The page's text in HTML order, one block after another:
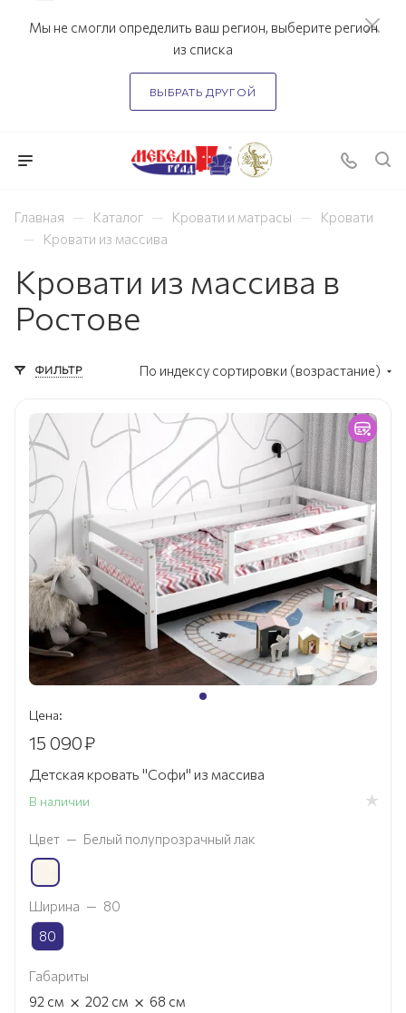
Мы не смогли определить ваш регион, выберите регион
из списка
ВЫБРАТЬ ДРУГОЙ
Главная — Каталог — Кровати и матрасы — Кровати
— Кровати из массива
Кровати из массива в
Ростове
ФИЛЬТР По индексу сортировки (возрастание)
Цена:
15 090₽
Детская кровать "Софи" из массива
В наличии
Цвет — Белый полупрозрачный лак
Ширина — 80
80
Габариты
92 см × 202 см × 68 см